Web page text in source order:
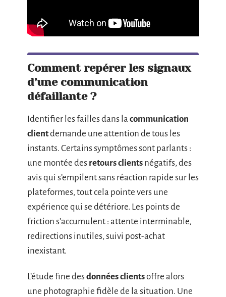
Comment repérer les signaux
d’une communication
défaillante ?
Identifier les failles dans la communication
clientdemande une attention de tous les
instants. Certains symptômes sont parlants :
une montée des retours clients négatifs, des
avis qui s’empilent sans réaction rapide sur les
plateformes, tout cela pointe vers une
expérience qui se détériore. Les points de
friction s’accumulent : attente interminable,
redirections inutiles, suivi post-achat
inexistant.
L’étude fine desdonnées clientsoffre alors
une photographie fidèle de la situation. Une